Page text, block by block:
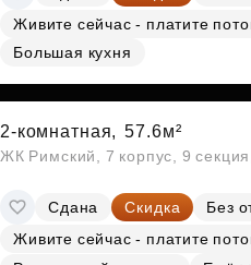
Живите сейчас - платите
Большая кухня
2-комнатная, 57.6м²
ЖК Римский, 7 корпус, 9
Сдана Скидка
Без
Живите сейчас - платите